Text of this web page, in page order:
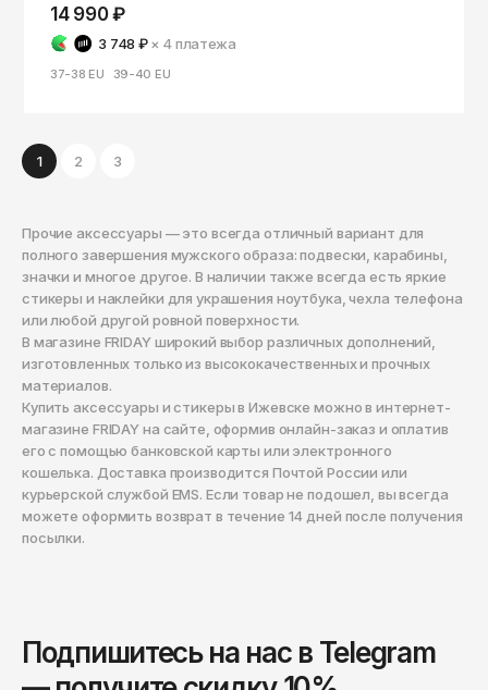
14 990 ₽
3 748 ₽ × 4платежа
37-38 EU 39-40 EU
1 2 3
Подпишитесь на нас в Telegram
Прочие аксессуары — это всегда отличный вариант для
полного завершения мужского образа: подвески, карабины,
значки и многое другое. В наличии также всегда есть яркие
стикеры и наклейки для украшения ноутбука, чехла телефона
или любой другой ровной поверхности.
В магазине FRIDAY широкий выбор различных дополнений,
изготовленных только из высококачественных и прочных
материалов.
Купить аксессуары и стикеры в Ижевске можно в интернет-
магазине FRIDAY на сайте, оформив онлайн-заказ и оплатив
его с помощью банковской карты или электронного
кошелька. Доставка производится Почтой России или
курьерской службой EMS. Если товар не подошел, вы всегда
можете оформить возврат в течение 14 дней после получения
посылки.